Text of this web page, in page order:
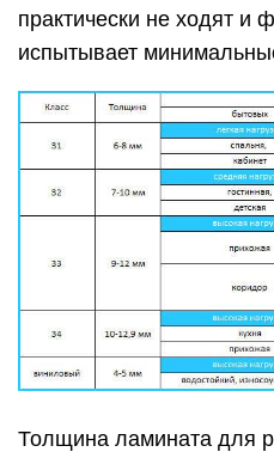
практически не ходят и
испытывает
Толщина ламината для